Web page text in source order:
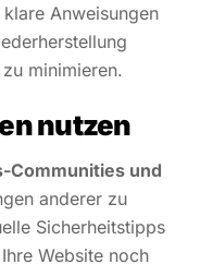
Anweisungen
minimieren.
nutzen
Communities und
anderer zu
Sicherheitstipps
Website noch